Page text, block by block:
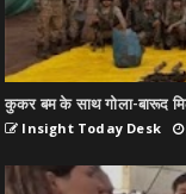
कुकर बम के साथ गोला-बारूद
Insight Today Desk